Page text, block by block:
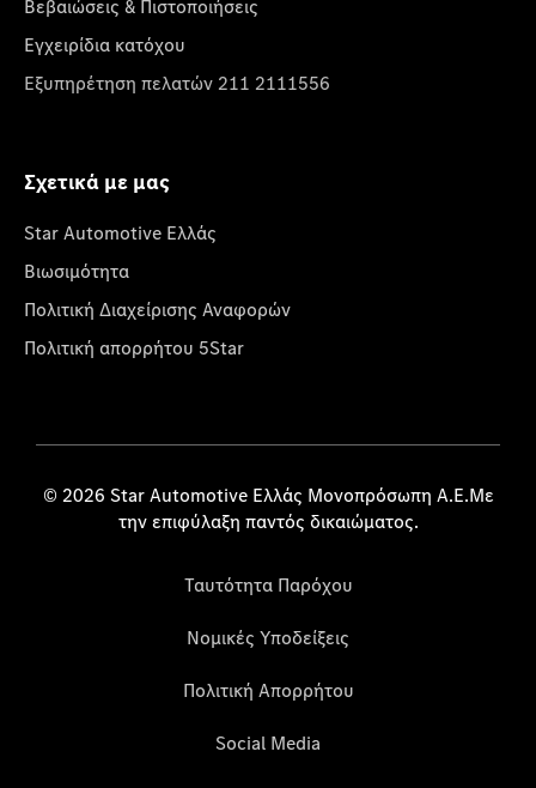
Βεβαιώσεις & Πιστοποιήσεις
Εγχειρίδια κατόχου
Εξυπηρέτηση πελατών 211 2111556
Σχετικά με μας
Star Automotive Ελλάς
Βιωσιμότητα
Πολιτική Διαχείρισης Αναφορών
Πολιτική απορρήτου 5Star
© 2026 Star Automotive Ελλάς Μονοπρόσωπη Α.Ε.Με
την επιφύλαξη παντός δικαιώματος.
Ταυτότητα Παρόχου
Νομικές Υποδείξεις
Πολιτική Απορρήτου
Social Media